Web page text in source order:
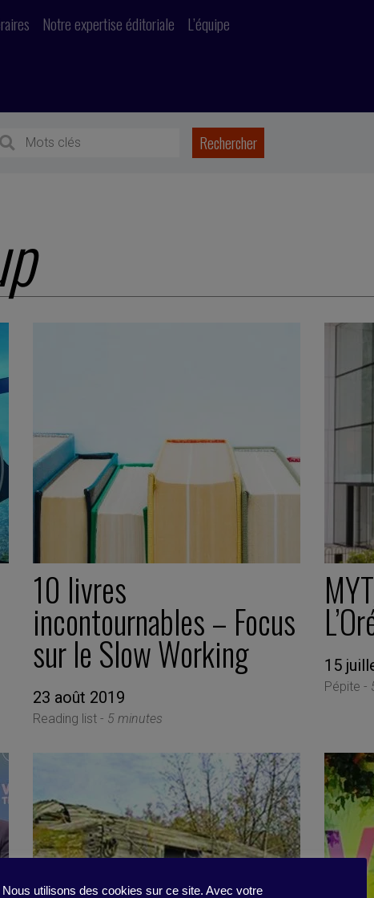
Notre expertise éditoriale L’équipe
10 livres
incontournables – Focus
sur le Slow Working
23 août 2019
Reading list - 5 minutes
15
Pépite -
Nous utilisons des cookies sur ce site. Avec votre